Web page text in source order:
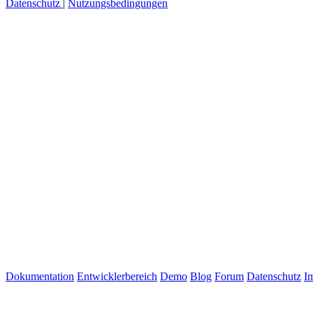
Datenschutz | Nutzungsbedingungen
Dokumentation Entwicklerbereich Demo Blog Forum Datenschutz